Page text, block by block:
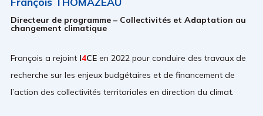
Directeur de programme – Collectivités et Adaptation au
changement climatique
François a rejoint I4CE en 2022 pour conduire des travaux de
recherche sur les enjeux budgétaires et de financement de
l’action des collectivités territoriales en direction du climat.